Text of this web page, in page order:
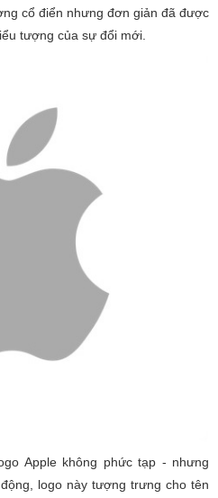
cổ điển nhưng đơn giản đã được
tượng của sự đổi mới.
Apple không phức tạp - nhưng
logo này tượng trưng cho tên